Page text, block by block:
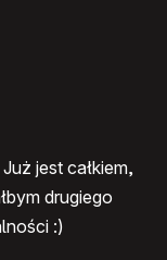
jest całkiem,
drugiego
:)